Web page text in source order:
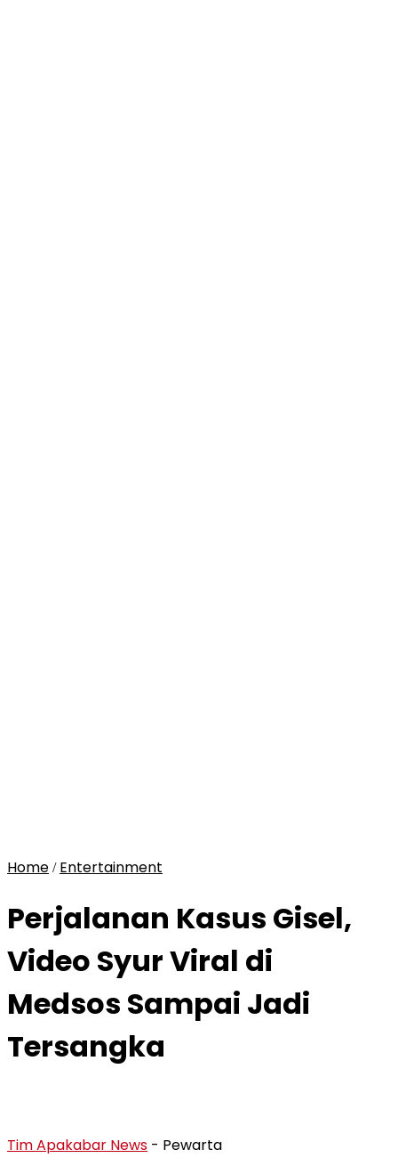
Home / Entertainment
Perjalanan Kasus Gisel,
Video Syur Viral di
Medsos Sampai Jadi
Tersangka
Tim Apakabar News - Pewarta